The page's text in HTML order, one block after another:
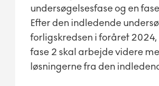
undersøgelsesfase og en
Efter den indledende
forligskredsen i foråret
fase 2 skal arbejde videre
løsningerne fra den